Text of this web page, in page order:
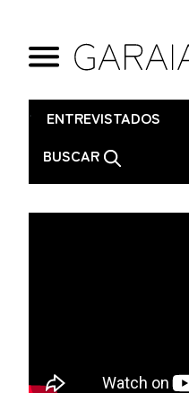
. ENTREVISTADOS
BUSCAR